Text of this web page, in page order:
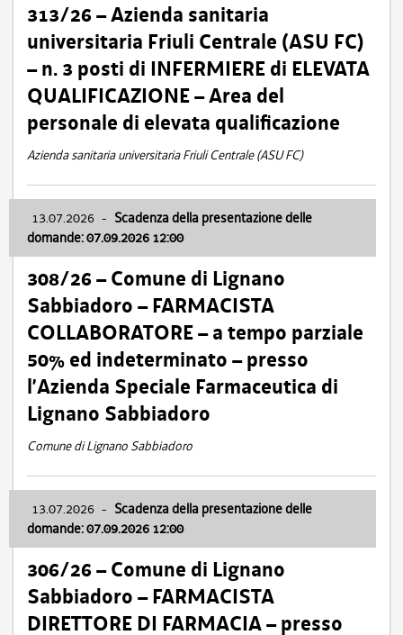
313/26 – Azienda sanitaria
universitaria Friuli Centrale (ASU FC)
– n. 3 posti di INFERMIERE di ELEVATA
QUALIFICAZIONE – Area del
personale di elevata qualificazione
Azienda sanitaria universitaria Friuli Centrale (ASU FC)
13.07.2026 - Scadenza della presentazione delle
domande: 07.09.2026 12:00
308/26 – Comune di Lignano
Sabbiadoro – FARMACISTA
COLLABORATORE – a tempo parziale
50% ed indeterminato – presso
l’Azienda Speciale Farmaceutica di
Lignano Sabbiadoro
Comune di Lignano Sabbiadoro
13.07.2026 - Scadenza della presentazione delle
domande: 07.09.2026 12:00
306/26 – Comune di Lignano
Sabbiadoro – FARMACISTA
DIRETTORE DI FARMACIA – presso